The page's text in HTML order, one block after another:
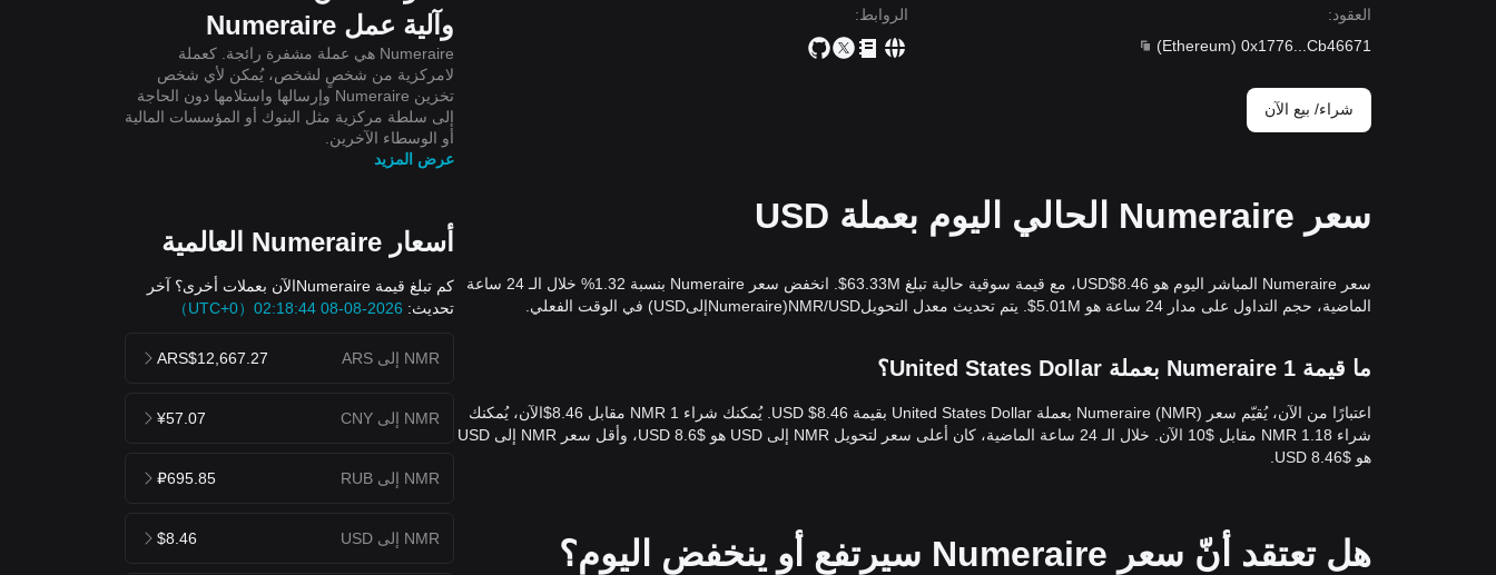
العقود:
0x1776
Cb46671
(
Ethereum
)
الروابط:
شراء/ بيع الآن
سعر Numeraire الحالي اليوم بعملة USD
سعر Numeraire المباشر اليوم هو 8.46$USD، مع قيمة سوقية حالية تبلغ 63.33M$. انخفض سعر Numeraire بنسبة 1.32% خلال الـ 24 ساعة
الماضية، حجم التداول على مدار 24 ساعة هو 5.01M$. يتم تحديث معدل التحويلNMR/USD(NumeraireإلىUSD) في الوقت الفعلي.
ما قيمة 1 Numeraire بعملة United States Dollar؟
اعتبارًا من الآن، يُقيّم سعر Numeraire (NMR) بعملة United States Dollar بقيمة 8.46$ USD. يُمكنك شراء 1 NMR مقابل 8.46$الآن، يُمكنك
شراء 1.18 NMR مقابل $10 الآن. خلال الـ 24 ساعة الماضية، كان أعلى سعر لتحويل NMR إلى USD هو $8.6 USD، وأقل سعر NMR إلى USD
هو $8.46 USD.
هل تعتقد أنّ سعر Numeraire سيرتفع أو ينخفض اليوم؟
وآلية عمل Numeraire
Numeraire هي عملة مشفرة رائجة. كعملة
لامركزية من شخصٍ لشخص، يُمكن لأي شخص
تخزين Numeraire وإرسالها واستلامها دون الحاجة
إلى سلطة مركزية مثل البنوك أو المؤسسات المالية
أو الوسطاء الآخرين.
عرض المزيد
أسعار Numeraire العالمية
كم تبلغ قيمة Numeraireالآن بعملات أخرى؟ آخر
تحديث: 2026-08-08 02:18:44（UTC+0）
NMR إلى ARS ARS$12,667.27
NMR إلى CNY ¥57.07
NMR إلى RUB ₽695.85
NMR إلى USD $8.46